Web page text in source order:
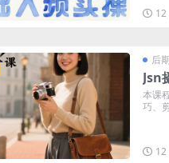
12
后
Jsn
本课
巧、
12